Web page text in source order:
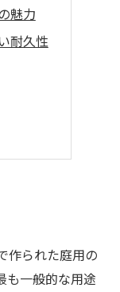
魅力
耐久性
作られた庭用の
も一般的な用途